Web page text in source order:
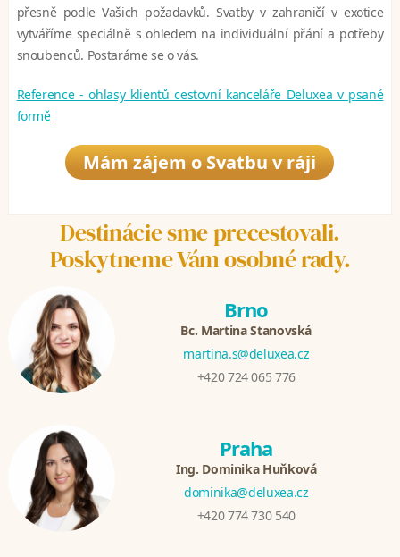
přesně podle Vašich požadavků. Svatby v zahraničí v exotice
vytváříme speciálně s ohledem na individuální přání a potřeby
snoubenců. Postaráme se o vás.
Reference - ohlasy klientů cestovní kanceláře Deluxea v psané
formě
Mám zájem o Svatbu v ráji
Destinácie sme precestovali.
Poskytneme Vám osobné rady.
Brno
Bc. Martina Stanovská
martina.s@deluxea.cz
+420 724 065 776
Praha
Ing. Dominika Huňková
dominika@deluxea.cz
+420 774 730 540